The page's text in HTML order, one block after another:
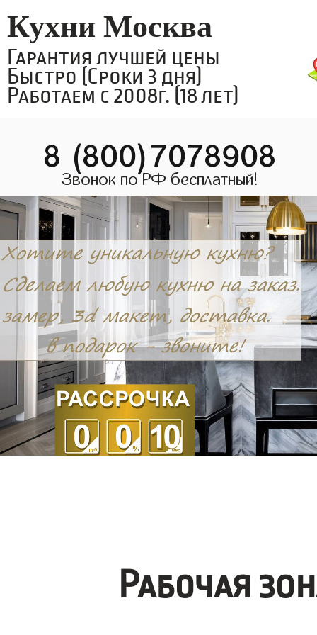
Кухни Москва
Гарантия лучшей цены
Быстро (Сроки 3 дня)
Работаем с 2008г. (18 лет)
8 (800)7078908
Звонок по РФ бесплатный!
Рабочая